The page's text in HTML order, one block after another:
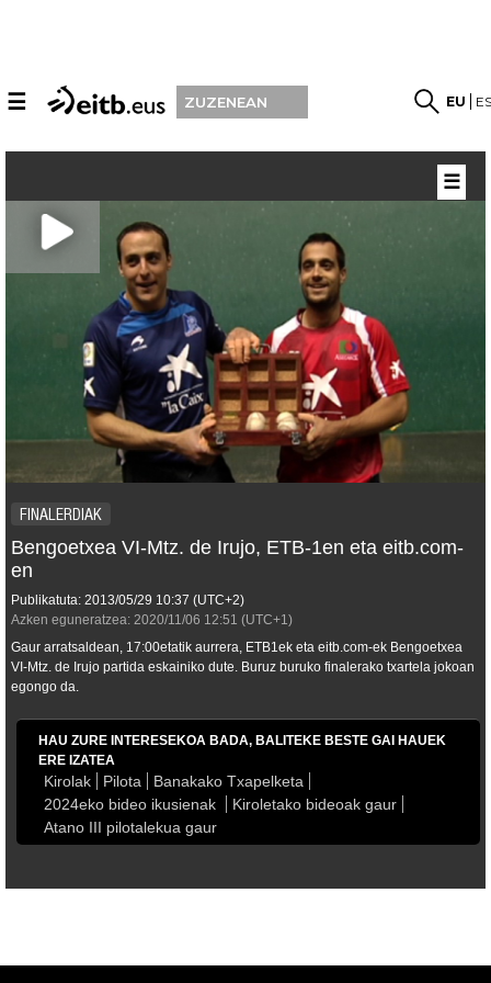
☰ ZUZENEAN EU
FINALERDIAK
Bengoetxea VI-Mtz. de Irujo, ETB-1en eta eitb.com-
en
Publikatuta: 2013/05/29 10:37 (UTC+2)
Azken eguneratzea: 2020/11/06 12:51 (UTC+1)
Gaur arratsaldean, 17:00etatik aurrera, ETB1ek eta eitb.com-ek Bengoetxea
VI-Mtz. de Irujo partida eskainiko dute. Buruz buruko finalerako txartela jokoan
egongo da.
HAU ZURE INTERESEKOA BADA, BALITEKE BESTE GAI HAUEK
ERE IZATEA
Kirolak Pilota
Banakako Txapelketa
2024eko bideo ikusienak
Kiroletako bideoak gaur
Atano III pilotalekua gaur
☰